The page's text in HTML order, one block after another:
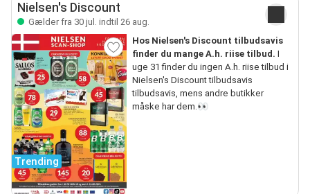
Nielsen's Discount
Gælder fra 30 jul. indtil 26 aug.
Trending
Hos Nielsen's Discount tilbudsavis
finder du mange A.h. riise tilbud. I
uge 31 finder du ingen A.h. riise tilbud i
Nielsen's Discount tilbudsavis
tilbudsavis, mens andre butikker
måske har dem.👀